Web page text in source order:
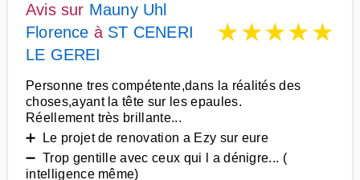
Avis sur Mauny Uhl
Florence à ST CENERI
LE GEREI
★★★★★
Personne tres compétente,dans la réalités des
choses,ayant la tête sur les epaules.
Réellement très brillante...
➕ Le projet de renovation a Ezy sur eure
➖ Trop gentille avec ceux qui l a dénigre... (
intelligence même)